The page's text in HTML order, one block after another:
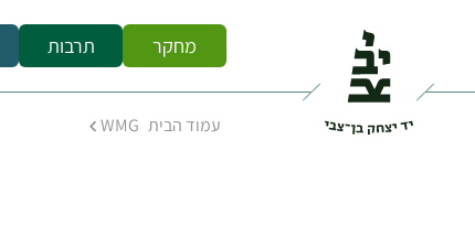
מחקר תרבות
עמוד הבית WMG